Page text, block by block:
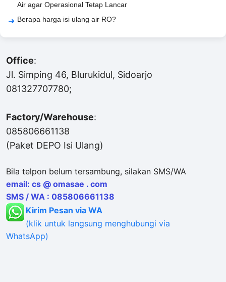
Air agar Operasional Tetap Lancar
Berapa harga isi ulang air RO?
Office:
Jl. Simping 46, Blurukidul, Sidoarjo
081327707780;
Factory/Warehouse:
085806661138
(Paket DEPO Isi Ulang)
Bila telpon belum tersambung, silakan SMS/WA
email: cs @ omasae . com
SMS / WA : 085806661138
Kirim Pesan via WA
(klik untuk langsung menghubungi via
WhatsApp)